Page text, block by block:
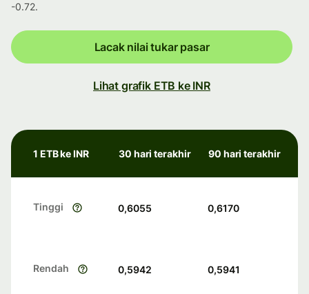
-0.72.
Lacak nilai tukar pasar
Lihat grafik ETB ke INR
1 ETB ke INR 30 hari terakhir 90 hari terakhir
Tinggi 0,6055 0,6170
Rendah 0,5942 0,5941